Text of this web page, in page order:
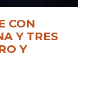
CON
Y TRES
Y